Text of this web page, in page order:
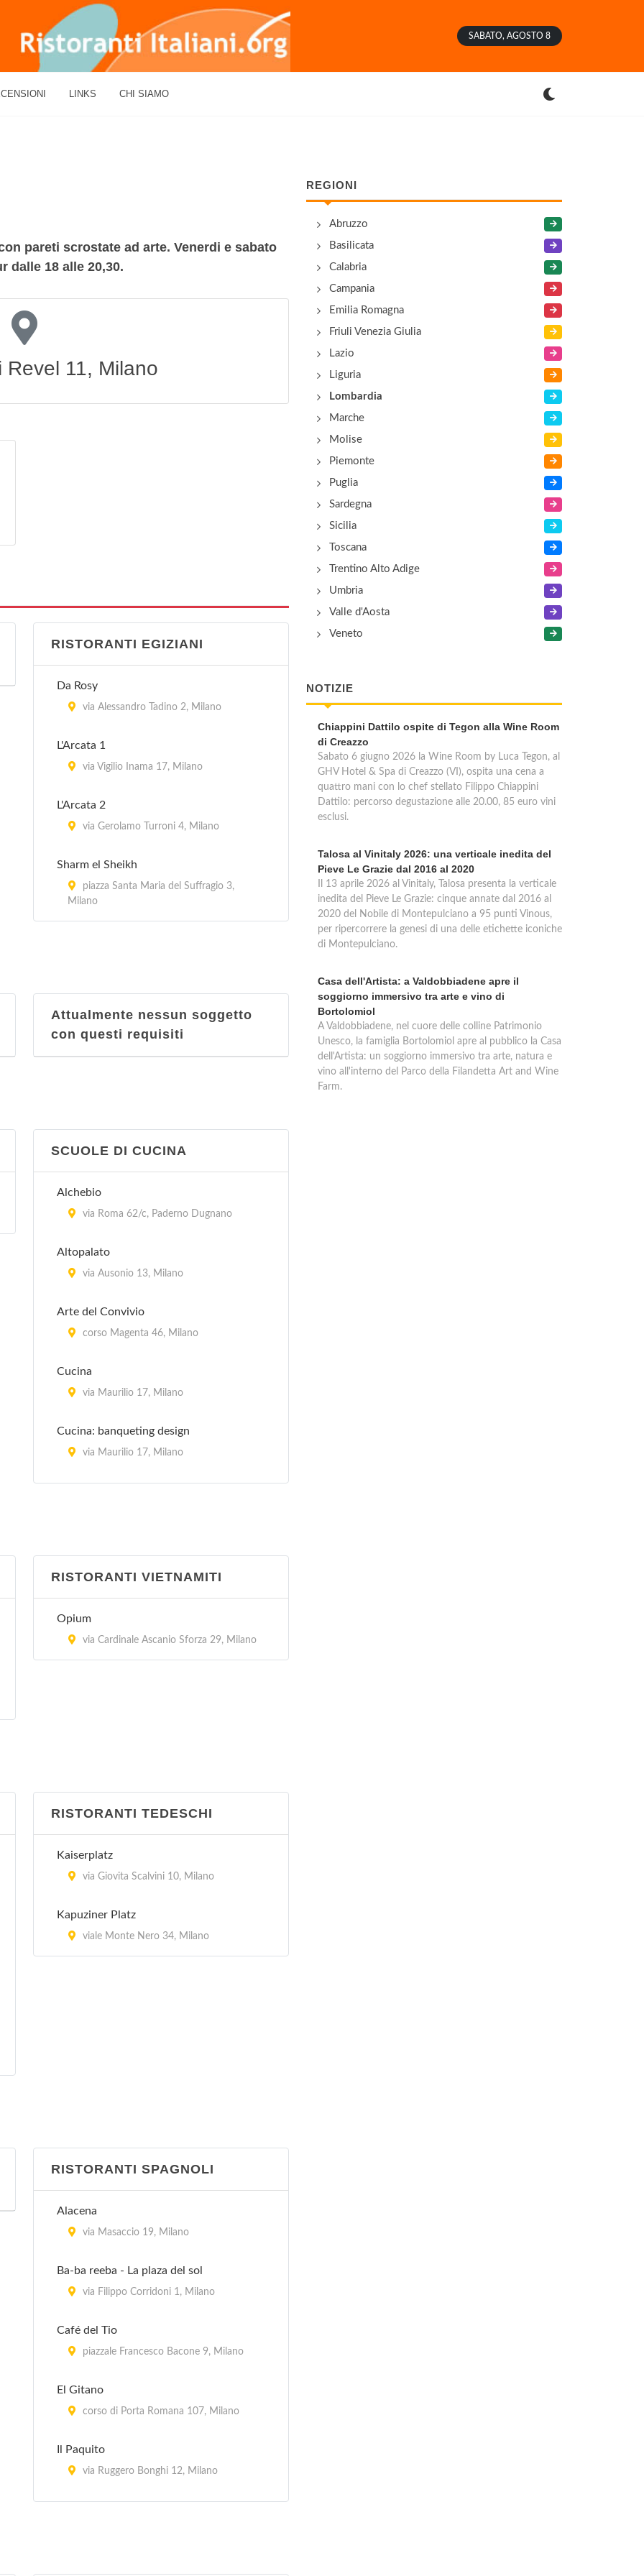
SABATO, AGOSTO 8
LINKS CHI SIAMO
pareti scrostate ad arte. Venerdi e sabato
dalle 18 alle 20,30.
Revel 11, Milano
RISTORANTI EGIZIANI
Da Rosy
via Alessandro Tadino 2, Milano
L'Arcata 1
via Vigilio Inama 17, Milano
L'Arcata 2
via Gerolamo Turroni 4, Milano
Sharm el Sheikh
piazza Santa Maria del Suffragio 3,
Milano
Attualmente nessun soggetto
con questi requisiti
SCUOLE DI CUCINA
Alchebio
via Roma 62/c, Paderno Dugnano
Altopalato
via Ausonio 13, Milano
Arte del Convivio
corso Magenta 46, Milano
Cucina
via Maurilio 17, Milano
Cucina: banqueting design
via Maurilio 17, Milano
via Carlo Farini 70, Milano
RISTORANTI VIETNAMITI
Opium
via Cardinale Ascanio Sforza 29, Milano
RISTORANTI TEDESCHI
Kaiserplatz
via Giovita Scalvini 10, Milano
Kapuziner Platz
viale Monte Nero 34, Milano
RISTORANTI SPAGNOLI
Alacena
via Masaccio 19, Milano
Ba-ba reeba - La plaza del sol
via Filippo Corridoni 1, Milano
Café del Tio
piazzale Francesco Bacone 9, Milano
El Gitano
corso di Porta Romana 107, Milano
Il Paquito
via Ruggero Bonghi 12, Milano
REGIONI
Abruzzo
Basilicata
Calabria
Campania
Emilia Romagna
Friuli Venezia Giulia
Lazio
Liguria
Lombardia
Marche
Molise
Piemonte
Puglia
Sardegna
Sicilia
Toscana
Trentino Alto Adige
Umbria
Valle d'Aosta
Veneto
NOTIZIE
Chiappini Dattilo ospite di Tegon alla Wine Room
di Creazzo
Sabato 6 giugno 2026 la Wine Room by Luca Tegon, al
GHV Hotel & Spa di Creazzo (VI), ospita una cena a
quattro mani con lo chef stellato Filippo Chiappini
Dattilo: percorso degustazione alle 20.00, 85 euro vini
esclusi.
Talosa al Vinitaly 2026: una verticale inedita del
Pieve Le Grazie dal 2016 al 2020
Il 13 aprile 2026 al Vinitaly, Talosa presenta la verticale
inedita del Pieve Le Grazie: cinque annate dal 2016 al
2020 del Nobile di Montepulciano a 95 punti Vinous,
per ripercorrere la genesi di una delle etichette iconiche
di Montepulciano.
Casa dell'Artista: a Valdobbiadene apre il
soggiorno immersivo tra arte e vino di
Bortolomiol
A Valdobbiadene, nel cuore delle colline Patrimonio
Unesco, la famiglia Bortolomiol apre al pubblico la Casa
dell'Artista: un soggiorno immersivo tra arte, natura e
vino all'interno del Parco della Filandetta Art and Wine
Farm.